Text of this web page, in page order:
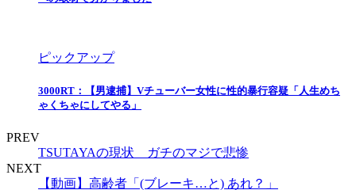
ピックアップ
3000RT：【男逮捕】Vチューバー女性に性的暴行容疑「人生めち
ゃくちゃにしてやる」
PREV
TSUTAYAの現状 ガチのマジで悲惨
NEXT
【動画】高齢者「(ブレーキ…と) あれ？」